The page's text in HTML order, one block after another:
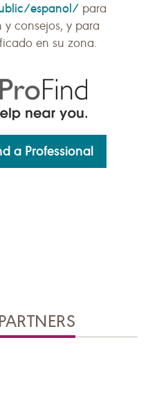
espanol/ para
consejos, y para
en su zona.
a Professional